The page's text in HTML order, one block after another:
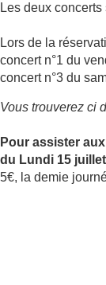
Les deux
Lors de la
concert n°1 du
concert n°3 du
Vous trouverez ci
Pour assister
du Lundi 15
5€, la demie